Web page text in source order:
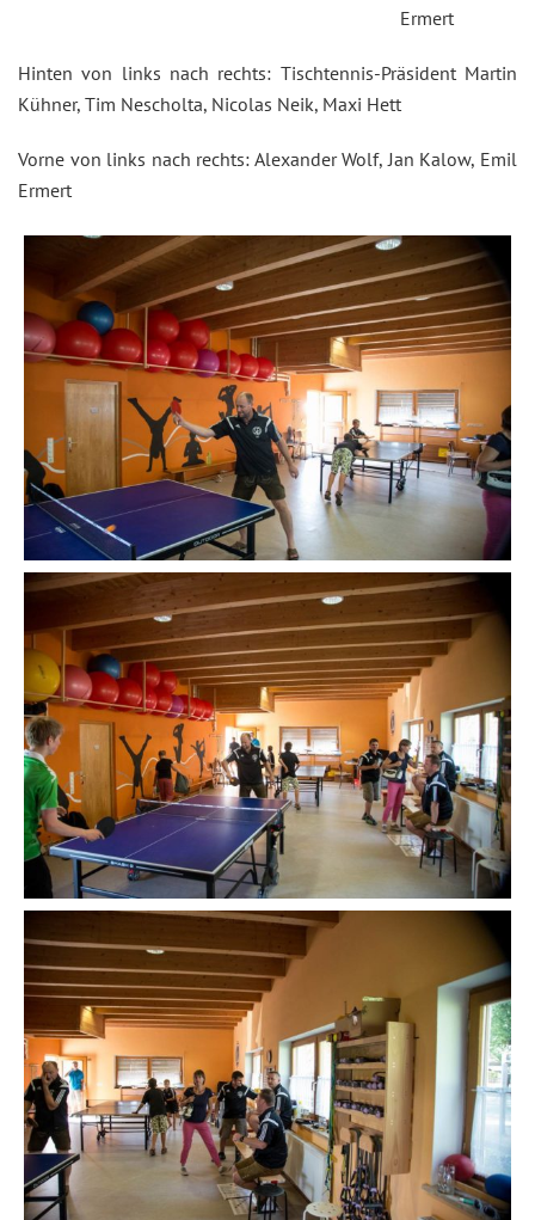
Ermert
Hinten von links nach rechts: Tischtennis-Präsident Martin
Kühner, Tim Nescholta, Nicolas Neik, Maxi Hett
Vorne von links nach rechts: Alexander Wolf, Jan Kalow, Emil
Ermert